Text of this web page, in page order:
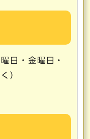
日・金曜日・
）